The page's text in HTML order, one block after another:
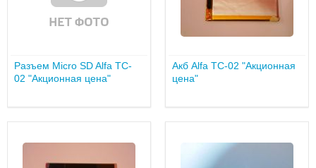
Разъем Micro SD Alfa TC-
02 "Акционная цена"
Акб Alfa TC-02 "Акционная
цена"